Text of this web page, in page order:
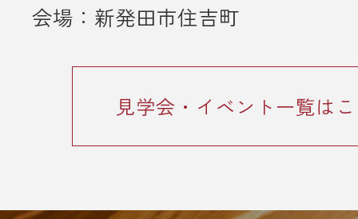
・ご入力いただきました情報は「
会場：新発田市住吉町
見学会・イベント一覧は